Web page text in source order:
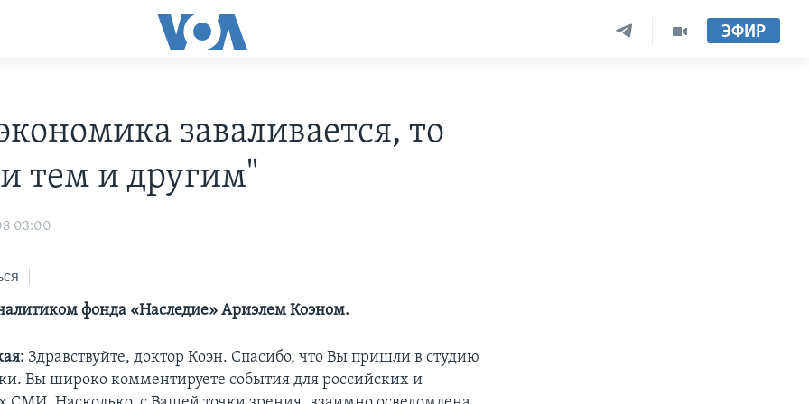
ЭФИР
заваливается, то
тем и другим"
03:00
фонда «Наследие» Ариэлем Коэном.
Здравствуйте, доктор Коэн. Спасибо, что Вы пришли в студию
Вы широко комментируете события для российских и